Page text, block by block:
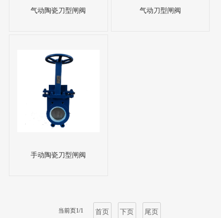
气动陶瓷刀型闸阀 气动刀型闸阀
手动陶瓷刀型闸阀
当前页1/1 首页 下页 尾页